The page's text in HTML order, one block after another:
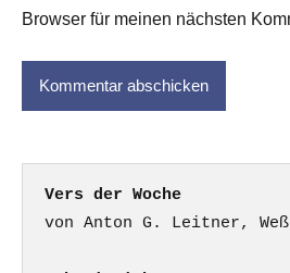
Browser für meinen nächsten
Vers der Woche